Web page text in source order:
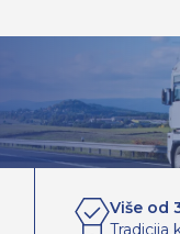
Više od
Tradicija